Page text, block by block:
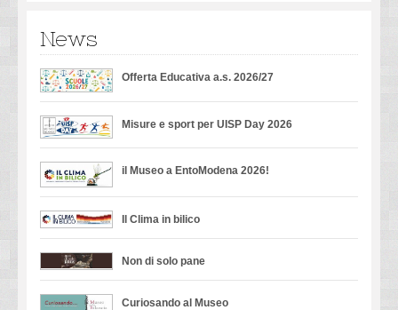
News
Offerta Educativa a.s. 2026/27
Misure e sport per UISP Day 2026
il Museo a EntoModena 2026!
Il Clima in bilico
Non di solo pane
Curiosando al Museo